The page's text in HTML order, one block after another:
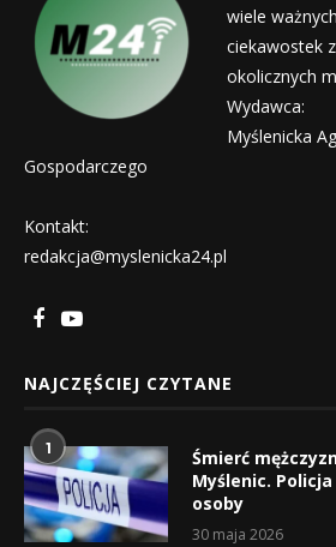
wiele
ciekawostek
okolicznych
Wydawca:
Myślenicka
Gospodarczego
Kontakt:
redakcja@myslenicka24.pl
NAJCZĘŚCIEJ CZYTANE
1
Śmierć
Myślenic.
osoby
30 maja 2026